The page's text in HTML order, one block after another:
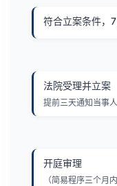
符合立案条件，
法院受理并立案
提前三天通知当事
开庭审理
（简易程序三个月